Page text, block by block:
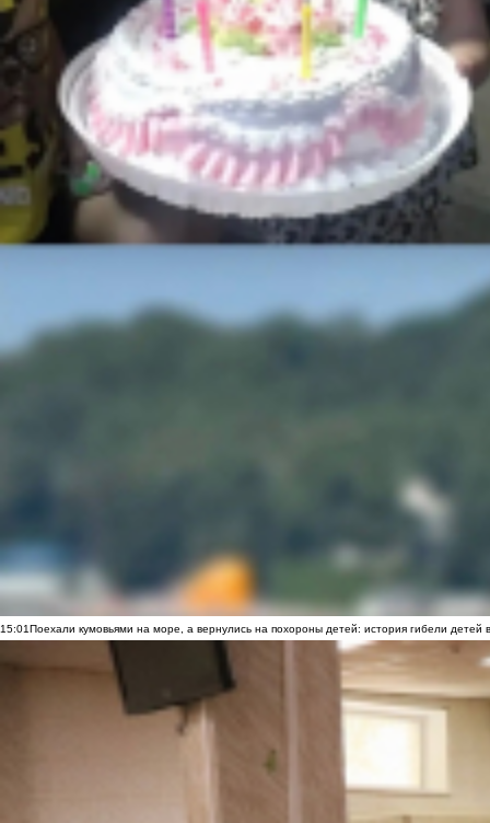
15:01Поехали кумовьями на море, а вернулись на похороны детей: история гибели детей